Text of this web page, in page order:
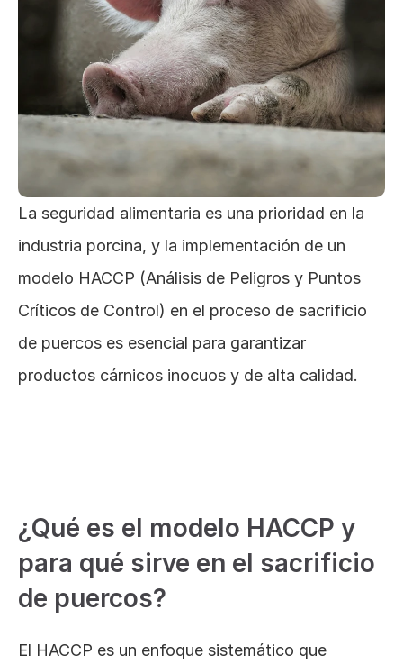
La seguridad alimentaria es una prioridad en la
industria porcina, y la implementación de un
modelo HACCP (Análisis de Peligros y Puntos
Críticos de Control) en el proceso de sacrificio
de puercos es esencial para garantizar
productos cárnicos inocuos y de alta calidad.
¿Qué es el modelo HACCP y
para qué sirve en el sacrificio
de puercos?
El HACCP es un enfoque sistemático que